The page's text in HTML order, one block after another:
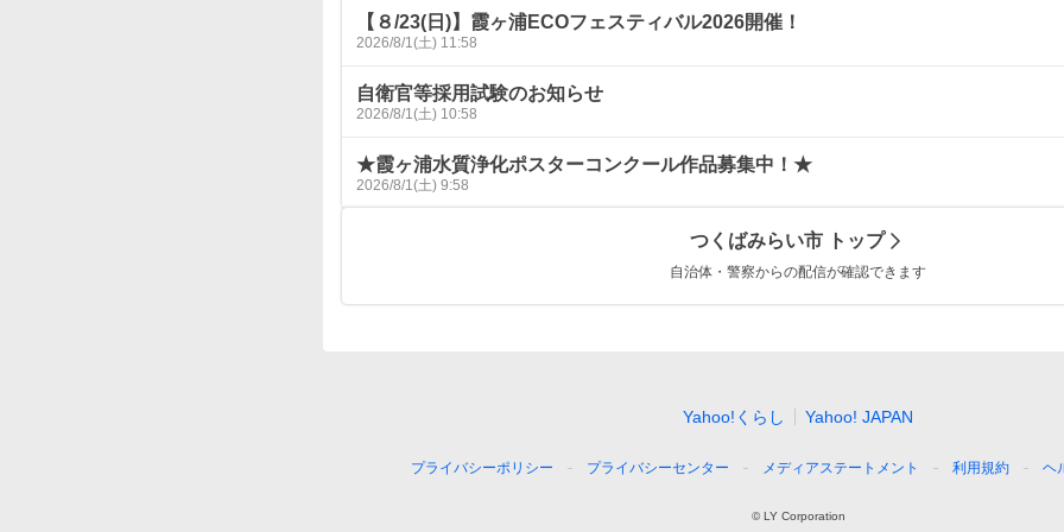
【８/23(日)】霞ヶ浦ECOフェスティバル2026開催！
2026/8/1(土) 11:58
自衛官等採用試験のお知らせ
2026/8/1(土) 10:58
★霞ヶ浦水質浄化ポスターコンクール作品募集中！★
2026/8/1(土) 9:58
つくばみらい市 トップ
自治体・警察からの配信が確認できます
Yahoo!くらし Yahoo! JAPAN
プライバシーポリシー プライバシーセンター メディアステートメント 利用規約 ヘ
©LY Corporation